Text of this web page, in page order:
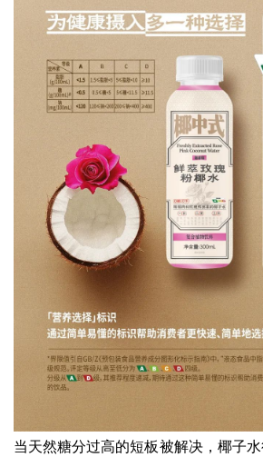
当天然糖分过高的短板被解决，椰子